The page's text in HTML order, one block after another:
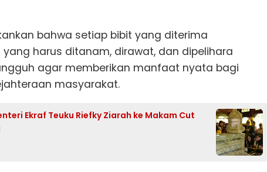
bahwa setiap bibit yang diterima
harus ditanam, dirawat, dan dipelihara
agar memberikan manfaat nyata bagi
masyarakat.
Ekraf Teuku Riefky Ziarah ke Makam Cut